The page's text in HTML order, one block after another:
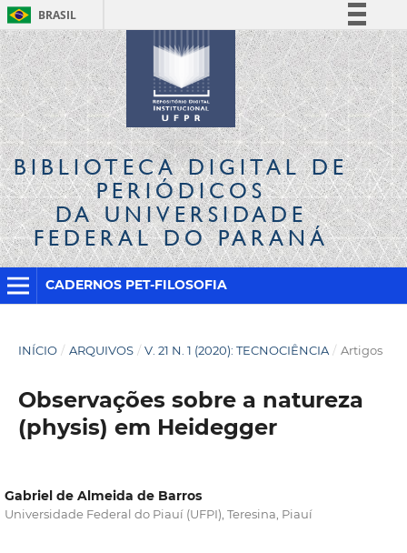
BRASIL
Simplifique!
Comunica BR
Participe
Acesso à informação
Legislação
Canais
BIBLIOTECA DIGITALDE
PERIÓDICOS
DA UNIVERSIDADE
FEDERAL DO PARANÁ
CADERNOS PET-FILOSOFIA
INÍCIO / ARQUIVOS / V. 21 N. 1 (2020): TECNOCIÊNCIA / Artigos
Observações sobre a natureza
(physis) em Heidegger
Gabriel de Almeida de Barros
Universidade Federal do Piauí (UFPI), Teresina, Piauí